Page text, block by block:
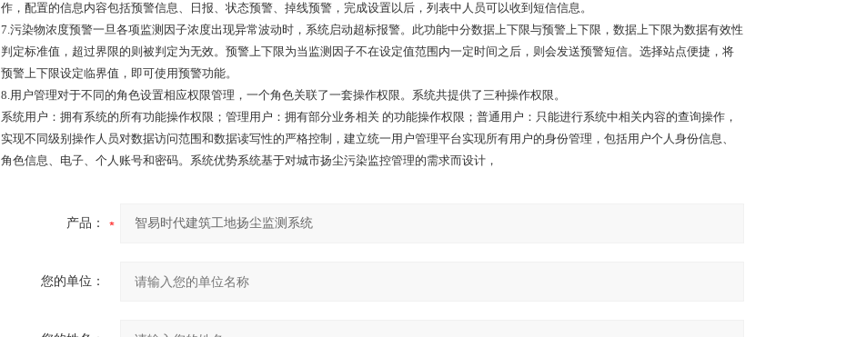
作，配置的信息内容包括预警信息、日报、状态预警、掉线预警，完成设置以后，列表中人员可以收到短信信息。
7.污染物浓度预警一旦各项监测因子浓度出现异常波动时，系统启动超标报警。此功能中分数据上下限与预警上下限，数据上下限为数据有效性
判定标准值，超过界限的则被判定为无效。预警上下限为当监测因子不在设定值范围内一定时间之后，则会发送预警短信。选择站点便捷，将
预警上下限设定临界值，即可使用预警功能。
8.用户管理对于不同的角色设置相应权限管理，一个角色关联了一套操作权限。系统共提供了三种操作权限。
系统用户：拥有系统的所有功能操作权限；管理用户：拥有部分业务相关 的功能操作权限；普通用户：只能进行系统中相关内容的查询操作，
实现不同级别操作人员对数据访问范围和数据读写性的严格控制，建立统一用户管理平台实现所有用户的身份管理，包括用户个人身份信息、
角色信息、电子、个人账号和密码。系统优势系统基于对城市扬尘污染监控管理的需求而设计，
产品：
您的单位：